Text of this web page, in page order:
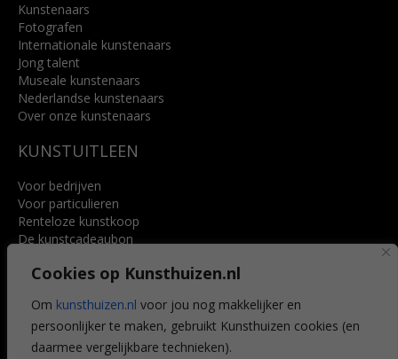
Cookies op Kunsthuizen.nl
Om kunsthuizen.nl voor jou nog makkelijker en
persoonlijker te maken, gebruikt Kunsthuizen cookies (en
daarmee vergelijkbare technieken).
Kunstenaars
Fotografen
Internationale kunstenaars
Jong talent
Museale kunstenaars
Nederlandse kunstenaars
Over onze kunstenaars
KUNSTUITLEEN
Voor bedrijven
Voor particulieren
Renteloze kunstkoop
De kunstcadeaubon
Voordelen
Veelgestelde vragen
CONTACT